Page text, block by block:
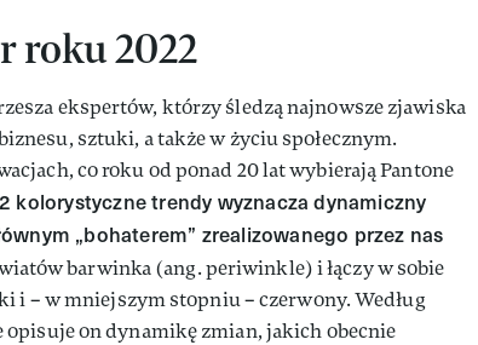
roku 2022
ekspertów, którzy śledzą najnowsze zjawiska
sztuki, a także w życiu społecznym.
co roku od ponad 20 lat wybierają Pantone
kolorystyczne trendy wyznacza dynamiczny
„bohaterem” zrealizowanego przez nas
barwinka (ang. periwinkle) i łączy w sobie
i – w mniejszym stopniu – czerwony. Według
on dynamikę zmian, jakich obecnie